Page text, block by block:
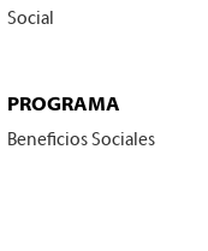
Social
PROGRAMA
Beneficios Sociales